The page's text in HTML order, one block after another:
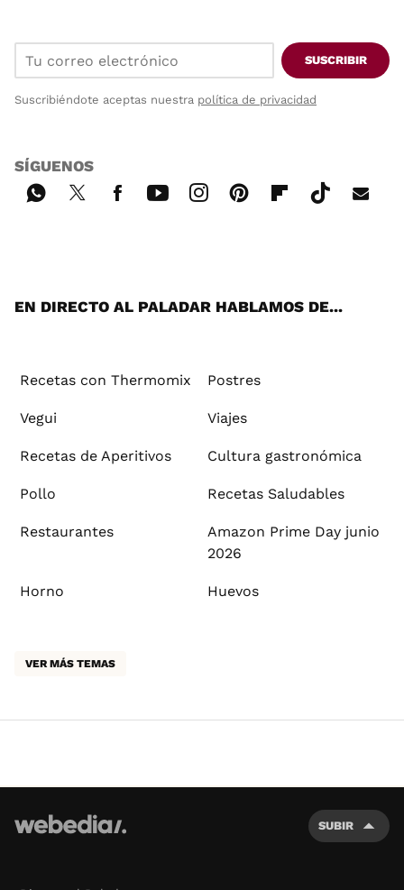
SUSCRIBIR
Suscribiéndote aceptas nuestra política de privacidad
SÍGUENOS
EN DIRECTO AL PALADAR HABLAMOS DE...
Recetas con Thermomix Postres
Vegui Viajes
Recetas de Aperitivos Cultura gastronómica
Pollo Recetas Saludables
Restaurantes
Amazon Prime Day junio
2026
Horno Huevos
VER MÁS TEMAS
SUBIR